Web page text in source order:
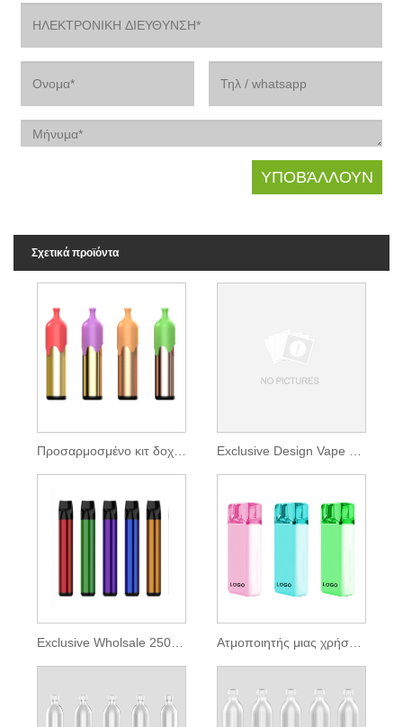
Σχετικά προϊόντα
Προσαρμοσμένο κιτ δοχείων μίας χρήσης 3500 Puffs
Exclusive Wholsale 2500 Puff ατμού μίας χρήσης